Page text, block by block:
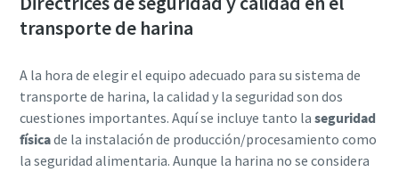
transporte de harina
A la hora de elegir el equipo adecuado para su sistema de
transporte de harina, la calidad y la seguridad son dos
cuestiones importantes. Aquí se incluye tanto la seguridad
físicade la instalación de producción/procesamiento como
la seguridad alimentaria. Aunque la harina no se considera